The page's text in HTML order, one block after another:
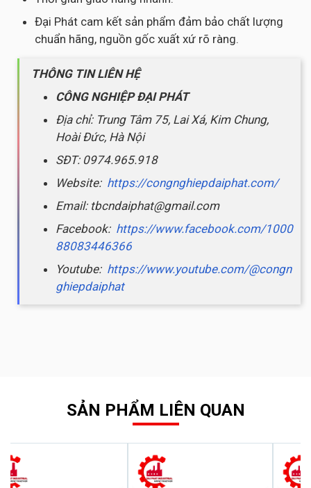
Đại Phát cam kết sản phẩm đảm bảo chất lượng
chuẩn hãng, nguồn gốc xuất xứ rõ ràng.
THÔNG TIN LIÊN HỆ
CÔNG NGHIỆP ĐẠI PHÁT
Địa chỉ: Trung Tâm 75, Lai Xá, Kim Chung,
Hoài Đức, Hà Nội
SĐT: 0974.965.918
Website: https://congnghiepdaiphat.com/
Email: tbcndaiphat@gmail.com
Facebook: https://www.facebook.com/1000
88083446366
Youtube: https://www.youtube.com/@congn
ghiepdaiphat
SẢN PHẨM LIÊN QUAN